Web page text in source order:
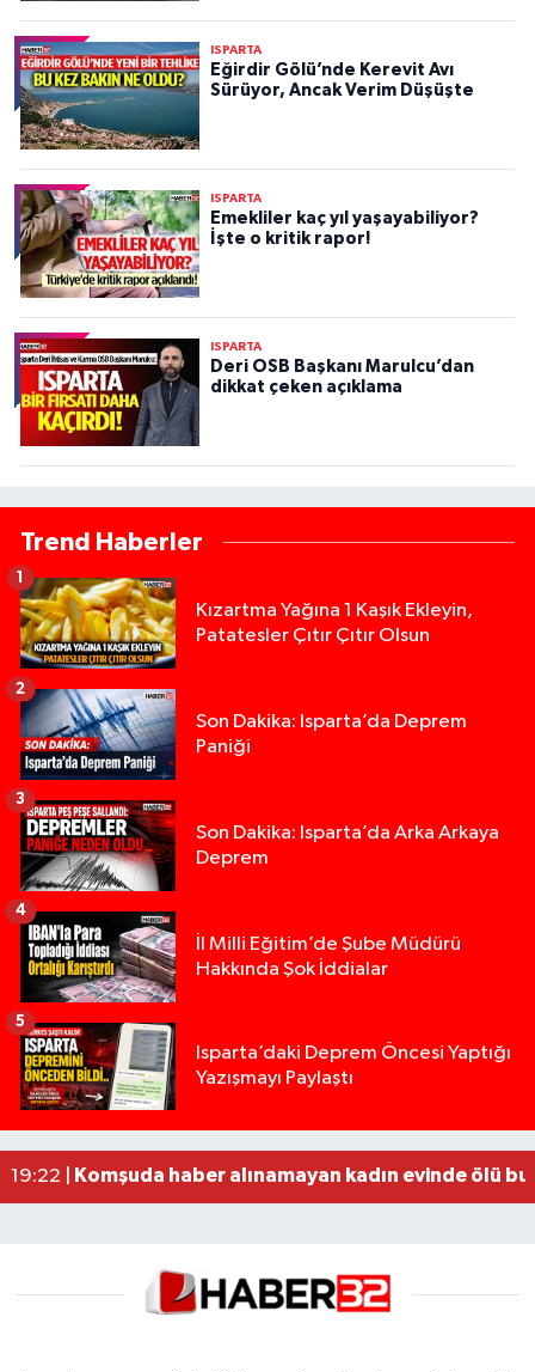
ISPARTA
Eğirdir Gölü’nde Kerevit Avı
Sürüyor, Ancak Verim Düşüşte
ISPARTA
Emekliler kaç yıl yaşayabiliyor?
İşte o kritik rapor!
ISPARTA
Deri OSB Başkanı Marulcu’dan
dikkat çeken açıklama
Trend Haberler
Kızartma Yağına 1 Kaşık Ekleyin,
Patatesler Çıtır Çıtır Olsun
1
Son Dakika: Isparta’da Deprem
Paniği
2
Son Dakika: Isparta’da Arka Arkaya
Deprem
3
İl Milli Eğitim’de Şube Müdürü
Hakkında Şok İddialar
4
Isparta’daki Deprem Öncesi Yaptığı
Yazışmayı Paylaştı
5
13:00 |Yığılca'da kardeşler arasındaki silahlı kavgada
12:48 |Tur teknesi çalışanlarının birbirine girdiği kavga
02:26 |MOTOSİKLETLE ÇARPIŞAN OTOMOBİL GÜL
19:22 |
Komşuda haber alınamayan kadın evinde ölü